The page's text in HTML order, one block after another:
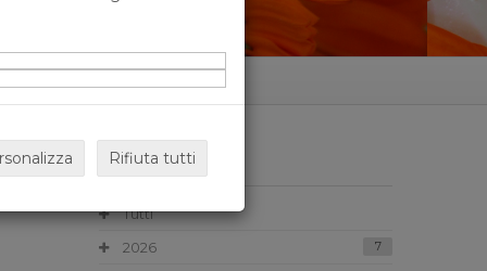
ARCHIVIO
Tutti
2026
7
Rifiuta tutti